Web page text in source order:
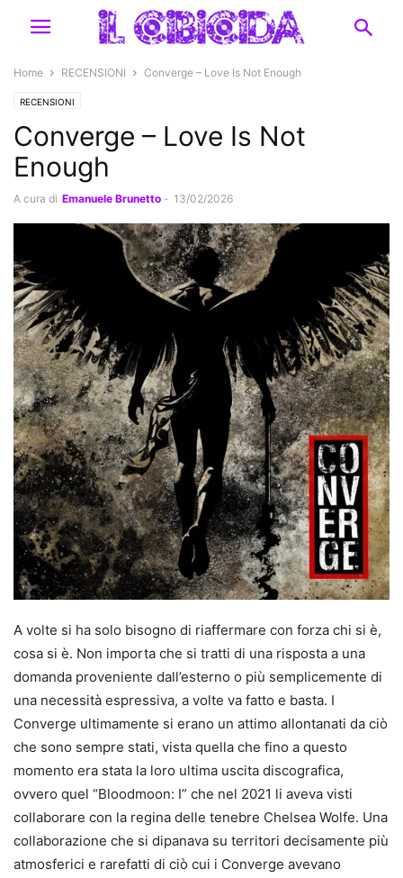
Home RECENSIONI Converge – Love Is Not Enough
RECENSIONI
Converge – Love Is Not
Enough
A cura di Emanuele Brunetto - 13/02/2026
A volte si ha solo bisogno di riaffermare con forza chi si è,
cosa si è. Non importa che si tratti di una risposta a una
domanda proveniente dall’esterno o più semplicemente di
una necessità espressiva, a volte va fatto e basta. I
Converge ultimamente si erano un attimo allontanati da ciò
che sono sempre stati, vista quella che fino a questo
momento era stata la loro ultima uscita discografica,
ovvero quel “Bloodmoon: I” che nel 2021 li aveva visti
collaborare con la regina delle tenebre Chelsea Wolfe. Una
collaborazione che si dipanava su territori decisamente più
atmosferici e rarefatti di ciò cui i Converge avevano